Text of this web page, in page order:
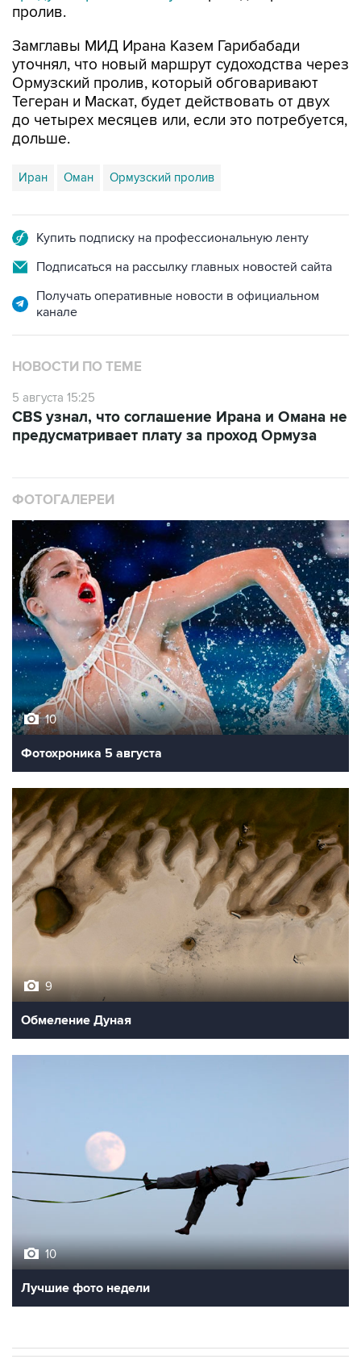
пролив.
Замглавы МИД Ирана Казем Гарибабади
уточнял, что новый маршрут судоходства через
Ормузский пролив, который обговаривают
Тегеран и Маскат, будет действовать от двух
до четырех месяцев или, если это потребуется,
дольше.
Иран Оман Ормузский пролив
Купить подписку на профессиональную ленту
Подписаться на рассылку главных новостей сайта
Получать оперативные новости в официальном
канале
НОВОСТИ ПО ТЕМЕ
5 августа 15:25
CBS узнал, что соглашение Ирана и Омана не
предусматривает плату за проход Ормуза
ФОТОГАЛЕРЕИ
10
Фотохроника 5 августа
9
Обмеление Дуная
10
Лучшие фото недели